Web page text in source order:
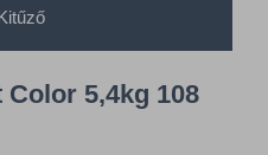
5,4kg 108